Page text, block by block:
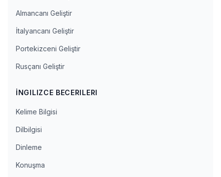
Almancanı Geliştir
İtalyancanı Geliştir
Portekizceni Geliştir
Rusçanı Geliştir
İNGILIZCE BECERILERI
Kelime Bilgisi
Dilbilgisi
Dinleme
Konuşma